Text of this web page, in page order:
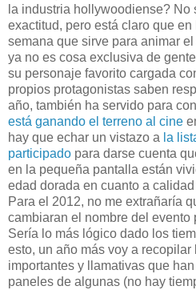
la industria hollywoodiense? No
exactitud, pero está claro que
semana que sirve para animar
ya no es cosa exclusiva de
su personaje favorito cargada
propios protagonistas saben
año, también ha servido para
está ganando el terreno al cine
hay que echar un vistazo a la
participado para darse cuenta
en la pequeña pantalla están
edad dorada en cuanto a
Para el 2012, no me extrañaría
cambiaran el nombre del evento
Sería lo más lógico dado los
esto, un año más voy a
importantes y llamativas que
paneles de algunas (no hay